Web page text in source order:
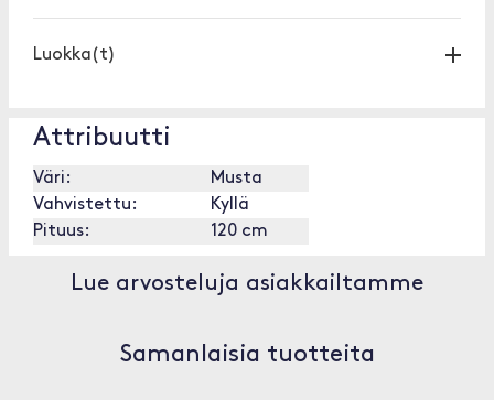
Luokka(t)
Attribuutti
Väri:
Musta
Vahvistettu:
Kyllä
Pituus:
120 cm
Lue arvosteluja asiakkailtamme
Samanlaisia tuotteita